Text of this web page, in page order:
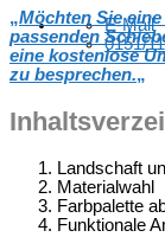
E-Mail
0151/
„Möchten Sie
passenden
eine kostenlose
zu besprechen.„
Landschaft
Materialwahl
Farbpalette
Funktionale